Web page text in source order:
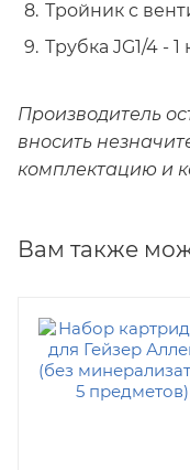
Тройник с
Трубка JG1/4 - 1
Производитель
вносить
комплектацию и
Вам также